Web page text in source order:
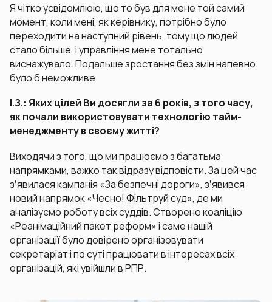
Я чітко усвідомлюю, що то був для мене той самий
момент, коли мені, як керівнику, потрібно було
переходити на наступний рівень, тому що людей
стало більше, і управління мене тотально
виснажувало. Подальше зростання без змін напевно
було б неможливе.
І.З.: Яких цілей Ви досягли за 6 років, з того часу,
як почали використовувати технологію тайм-
менеджменту в своєму житті?
Виходячи з того, що ми працюємо з багатьма
напрямками, важко так відразу відповісти. За цей час
зʼявилася кампанія «За безпечні дороги», зʼявився
новий напрямок «Чесно! Фільтруй суд», де ми
аналізуємо роботу всіх суддів. Створено коаліцію
«Реанімаційний пакет реформ» і саме нашій
організації було довірено організовувати
секретаріат і по суті працювати в інтересах всіх
організацій, які увійшли в РПР.